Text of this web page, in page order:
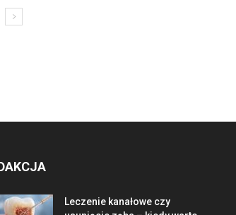
Leczenie kanałowe czy